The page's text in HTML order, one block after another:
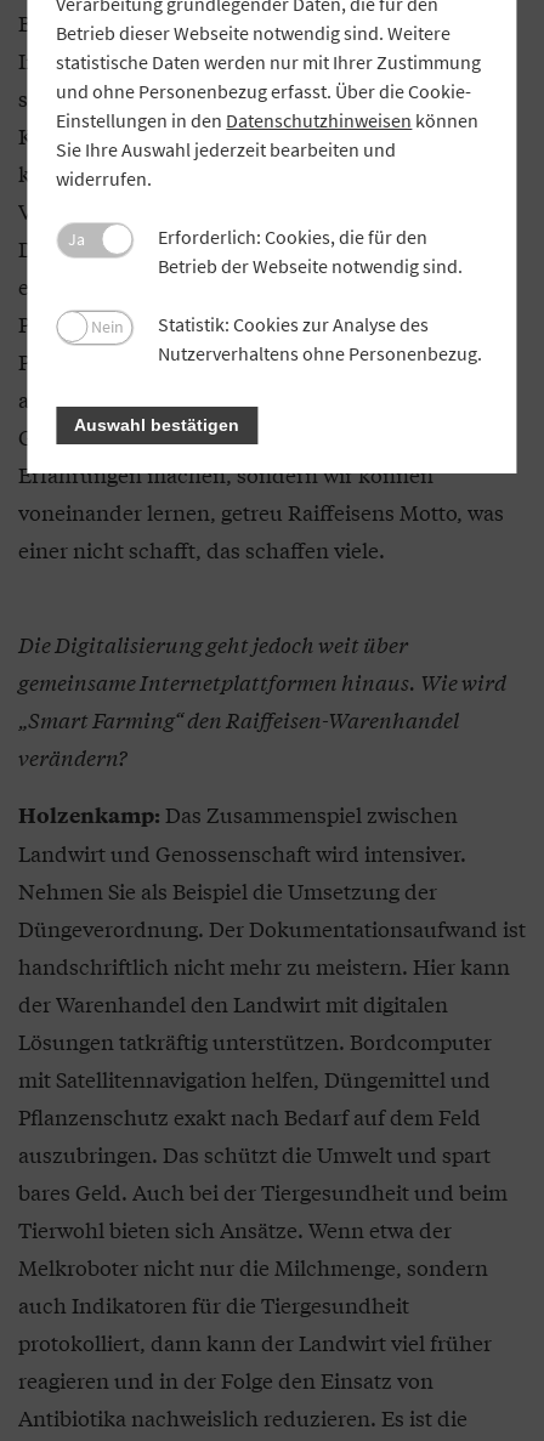
Bei unseren Genossenschaften erhalten sie diese
Informationen, weil wir flächendeckend vor Ort
sind, gerade im ländlichen Raum. Diese
Kundennähe ist ein enormer Vorteil, den wir
konsequent nutzen sollten. Was fehlt, ist die
Vernetzung, um unsere Produkte und
Dienstleistungen in der Breite anzubieten. Deshalb
entwickelt der DRV im Verbund mit
Primärgenossenschaften verschiedene digitale
Plattformen, die sich sowohl an Unternehmen als
auch an Verbraucher richten. Es muss ja nicht jede
Genossenschaft für teures Geld ihre eigenen
Erfahrungen machen, sondern wir können
voneinander lernen, getreu Raiffeisens Motto, was
einer nicht schafft, das schaffen viele.
Die Digitalisierung geht jedoch weit über
gemeinsame Internetplattformen hinaus. Wie wird
„Smart Farming“ den Raiffeisen-Warenhandel
verändern?
Holzenkamp: Das Zusammenspiel zwischen
Landwirt und Genossenschaft wird intensiver.
Nehmen Sie als Beispiel die Umsetzung der
Düngeverordnung. Der Dokumentationsaufwand ist
handschriftlich nicht mehr zu meistern. Hier kann
der Warenhandel den Landwirt mit digitalen
Lösungen tatkräftig unterstützen. Bordcomputer
mit Satellitennavigation helfen, Düngemittel und
Pflanzenschutz exakt nach Bedarf auf dem Feld
auszubringen. Das schützt die Umwelt und spart
bares Geld. Auch bei der Tiergesundheit und beim
Tierwohl bieten sich Ansätze. Wenn etwa der
Melkroboter nicht nur die Milchmenge, sondern
auch Indikatoren für die Tiergesundheit
protokolliert, dann kann der Landwirt viel früher
reagieren und in der Folge den Einsatz von
Antibiotika nachweislich reduzieren. Es ist die
Betrieb dieser Webseite notwendig sind. Weitere
statistische Daten werden nur mit Ihrer Zustimmung
und ohne Personenbezug erfasst. Über die Cookie-
Einstellungen in den Datenschutzhinweisen können
Sie Ihre Auswahl jederzeit bearbeiten und
widerrufen.
Ja
Erforderlich: Cookies, die für den
Betrieb der Webseite notwendig sind.
Nein
Statistik: Cookies zur Analyse des
Nutzerverhaltens ohne Personenbezug.
Auswahl bestätigen